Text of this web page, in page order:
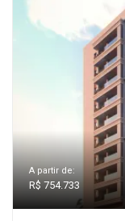
A partir de:
R$ 754.733